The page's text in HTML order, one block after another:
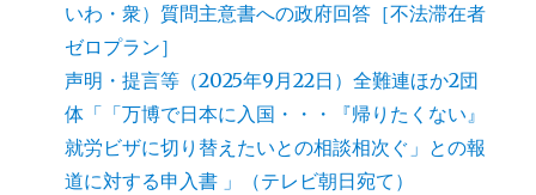
いわ・衆）質問主意書への政府回答［不法滞在者
ゼロプラン］
声明・提言等（2025年9月22日）全難連ほか2団
体「「万博で日本に入国・・・『帰りたくない』
就労ビザに切り替えたいとの相談相次ぐ」との報
道に対する申入書 」（テレビ朝日宛て）